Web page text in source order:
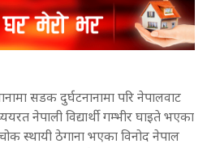
सडक दुर्घटनानामा परि नेपालवाट
नेपाली विद्यार्थी गम्भीर घाइते भएका
स्थायी ठेगाना भएका विनोद नेपाल